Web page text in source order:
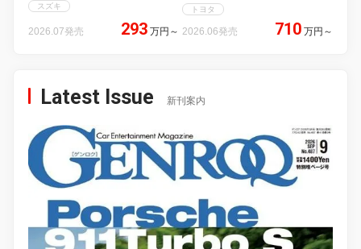
スズキ
2026.07発売 293 万円 ～
トヨタ
2026.06発売 710 万円 ～
Latest Issue 新刊案内